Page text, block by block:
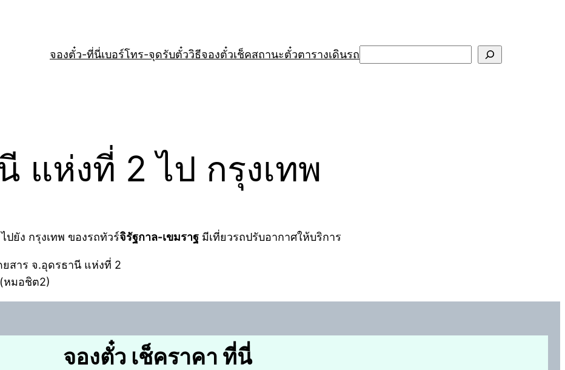
จองตั๋ว-ที่นี่เบอร์โทร-จุดรับตั๋ววิธีจองตั๋วเช็คสถานะตั๋วตารางเดินรถ
แห่งที่ 2 ไป กรุงเทพ
ยัง กรุงเทพ ของรถทัวร์จิรัฐกาล-เขมราฐ มีเที่ยวรถปรับอากาศให้บริการ
สาร จ.อุดรธานี แห่งที่ 2
หมอชิต2)
จองตั๋ว เช็คราคา ที่นี่